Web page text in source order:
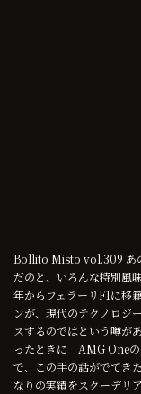
Bollito Misto vol.309 あ
だのと、いろんな特別風
年からフェラーリF1に移
ンが、現代のテクノロジ
スするのではという噂が
ったときに「AMG One
で、この手の話がでてき
なりの実績をスクーデリ